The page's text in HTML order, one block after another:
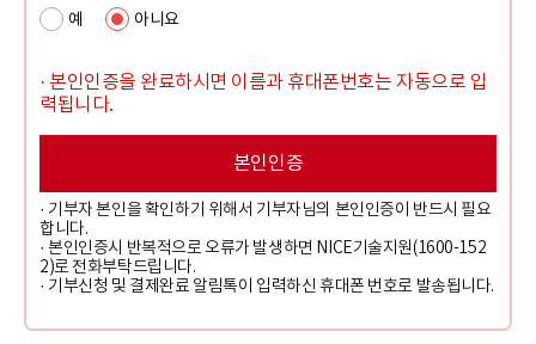
예 아니요
· 본인인증을 완료하시면 이름과 휴대폰번호는 자동으로 입
력됩니다.
본인인증
· 기부자 본인을 확인하기 위해서 기부자님의 본인인증이 반드시 필요
합니다.
· 본인인증시 반복적으로 오류가 발생하면 NICE기술지원(1600-152
2)로 전화부탁드립니다.
· 기부신청 및 결제완료 알림톡이 입력하신 휴대폰 번호로 발송됩니다.